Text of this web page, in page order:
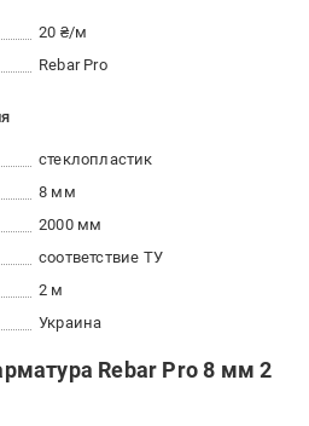
20 ₴/м
Rebar Pro
стеклопластик
8 мм
2000 мм
соответствие ТУ
2 м
Украина
Rebar Pro 8 мм 2